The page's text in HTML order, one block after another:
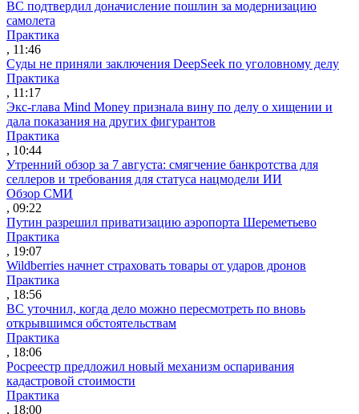
ВС подтвердил доначисление пошлин за модернизацию
самолета
Практика
, 11:46
Суды не приняли заключения DeepSeek по уголовному делу
Практика
, 11:17
Экс-глава Mind Money признала вину по делу о хищении и
дала показания на других фигурантов
Практика
, 10:44
Утренний обзор за 7 августа: смягчение банкротства для
селлеров и требования для статуса нацмодели ИИ
Обзор СМИ
, 09:22
Путин разрешил приватизацию аэропорта Шереметьево
Практика
, 19:07
Wildberries начнет страховать товары от ударов дронов
Практика
, 18:56
ВС уточнил, когда дело можно пересмотреть по вновь
открывшимся обстоятельствам
Практика
, 18:06
Росреестр предложил новый механизм оспаривания
кадастровой стоимости
Практика
, 18:00